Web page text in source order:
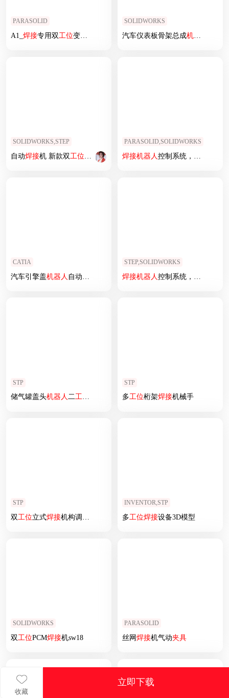
收藏
立即下载
PARASOLID
A1_ 焊接专用双工位变位机
SOLIDWORKS
汽车仪表板骨架总成机器人
SOLIDWORKS,STEP
自动焊接机 新款双工位 铝框焊接 机sw21
PARASOLID,SOLIDWORKS
焊接机器人控制系统，自动
CATIA
汽车引擎盖机器人 自动 工作站（焊接夹具+转台系统
STEP,SOLIDWORKS
焊接机器人控制系统，自动
STP
储气罐盖头机器人二工位 工作站设计
STP
多工位桁架焊接机械手
STP
双工位立式焊接机构调试模拟
INVENTOR,STP
多工位焊接设备3D模型
SOLIDWORKS
双工位PCM焊接机sw18
PARASOLID
丝网焊接机气动夹具